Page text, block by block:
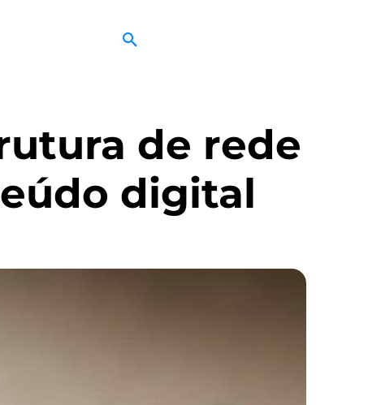
de rede
digital